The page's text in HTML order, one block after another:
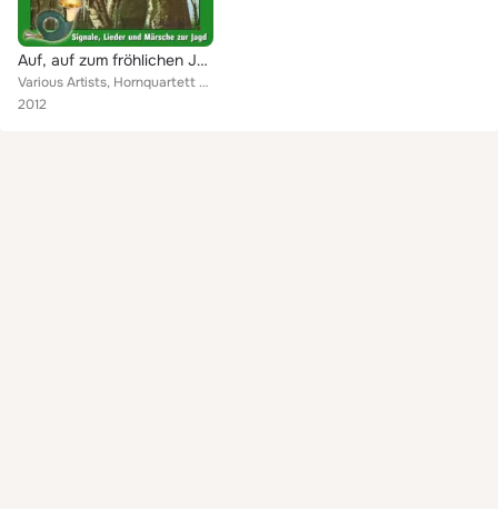
Auf, auf zum fröhlichen Jagen
Various Artists, Hornquartett Erhard Bromann, Mecklenburger Musikanten, Thüringer Sportlerchor "Bergfreunde" Schmalkalden e.V., ...
2012